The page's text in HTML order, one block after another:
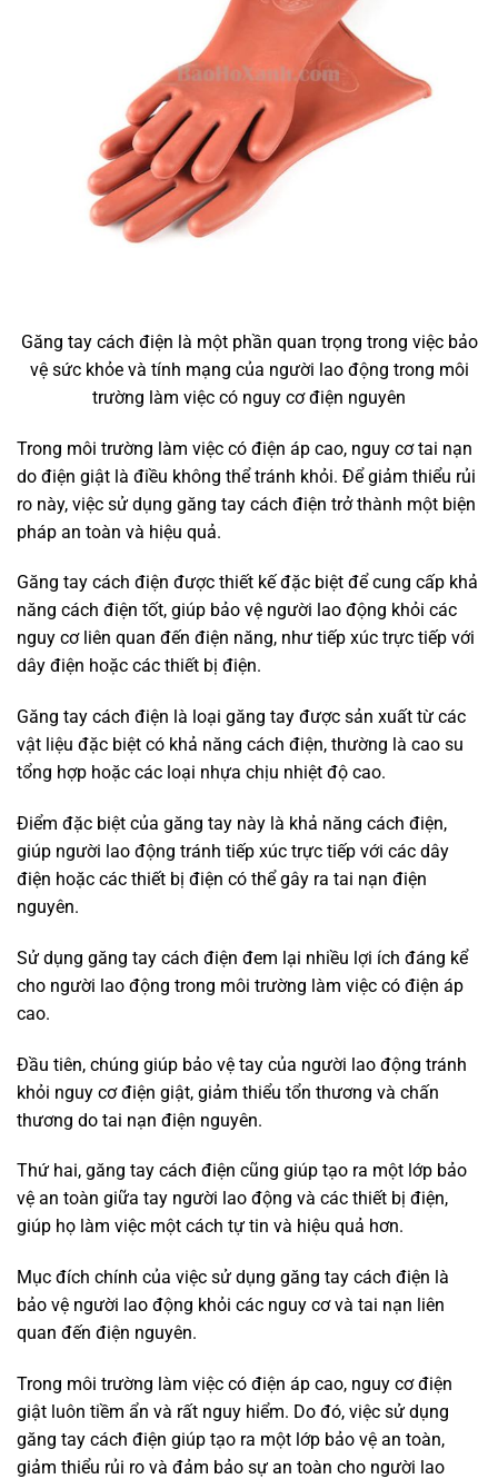
Găng tay cách điện là một phần quan trọng trong việc bảo
vệ sức khỏe và tính mạng của người lao động trong môi
trường làm việc có nguy cơ điện nguyên
Trong môi trường làm việc có điện áp cao, nguy cơ tai nạn
do điện giật là điều không thể tránh khỏi. Để giảm thiểu rủi
ro này, việc sử dụng găng tay cách điện trở thành một biện
pháp an toàn và hiệu quả.
Găng tay cách điện được thiết kế đặc biệt để cung cấp khả
năng cách điện tốt, giúp bảo vệ người lao động khỏi các
nguy cơ liên quan đến điện năng, như tiếp xúc trực tiếp với
dây điện hoặc các thiết bị điện.
Găng tay cách điện là loại găng tay được sản xuất từ các
vật liệu đặc biệt có khả năng cách điện, thường là cao su
tổng hợp hoặc các loại nhựa chịu nhiệt độ cao.
Điểm đặc biệt của găng tay này là khả năng cách điện,
giúp người lao động tránh tiếp xúc trực tiếp với các dây
điện hoặc các thiết bị điện có thể gây ra tai nạn điện
nguyên.
Sử dụng găng tay cách điện đem lại nhiều lợi ích đáng kể
cho người lao động trong môi trường làm việc có điện áp
cao.
Đầu tiên, chúng giúp bảo vệ tay của người lao động tránh
khỏi nguy cơ điện giật, giảm thiểu tổn thương và chấn
thương do tai nạn điện nguyên.
Thứ hai, găng tay cách điện cũng giúp tạo ra một lớp bảo
vệ an toàn giữa tay người lao động và các thiết bị điện,
giúp họ làm việc một cách tự tin và hiệu quả hơn.
Mục đích chính của việc sử dụng găng tay cách điện là
bảo vệ người lao động khỏi các nguy cơ và tai nạn liên
quan đến điện nguyên.
Trong môi trường làm việc có điện áp cao, nguy cơ điện
giật luôn tiềm ẩn và rất nguy hiểm. Do đó, việc sử dụng
găng tay cách điện giúp tạo ra một lớp bảo vệ an toàn,
giảm thiểu rủi ro và đảm bảo sự an toàn cho người lao